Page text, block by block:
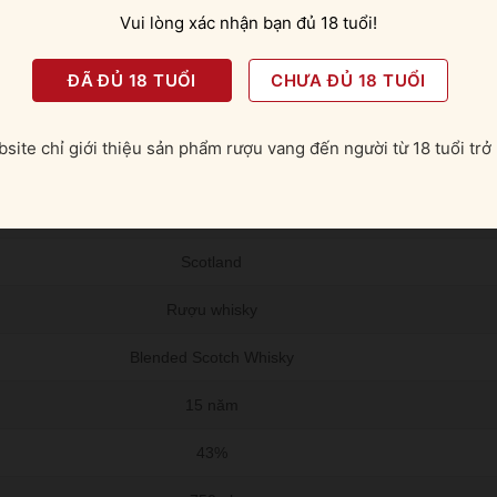
thịt đỏ, hải sản hoặc phô mai sẽ mang đến trải nghiệm ẩm
Vui lòng xác nhận bạn đủ 18 tuổi!
ĐÃ ĐỦ 18 TUỔI CHƯA ĐỦ 18 TUỔI
chỉ giới thiệu sản phẩm rượu vang đến người từ 18 tuổi trở